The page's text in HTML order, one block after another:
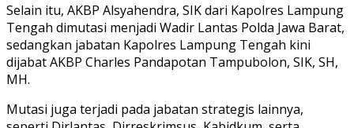
Selain itu, AKBP Alsyahendra, SIK dari Kapolres Lampung
Tengah dimutasi menjadi Wadir Lantas Polda Jawa Barat,
sedangkan jabatan Kapolres Lampung Tengah kini
dijabat AKBP Charles Pandapotan Tampubolon, SIK, SH,
MH.
Mutasi juga terjadi pada jabatan strategis lainnya,